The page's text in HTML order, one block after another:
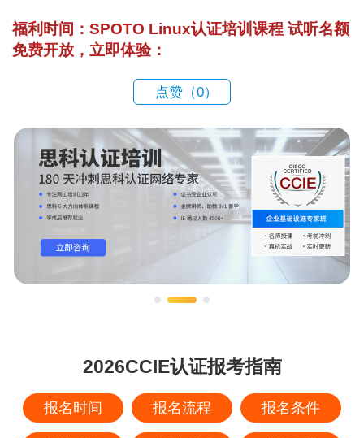
福利时间：SPOTO Linux认证培训课程 试听名额
免费开放，立即体验：
点赞（0）
2026CCIE认证报考指南
报名时间 报名流程 报名条件